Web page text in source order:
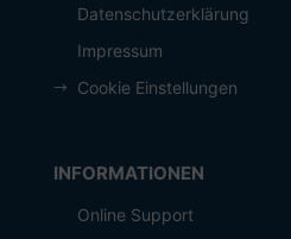
Datenschutzerklärung
Impressum
Cookie Einstellungen
INFORMATIONEN
Online Support